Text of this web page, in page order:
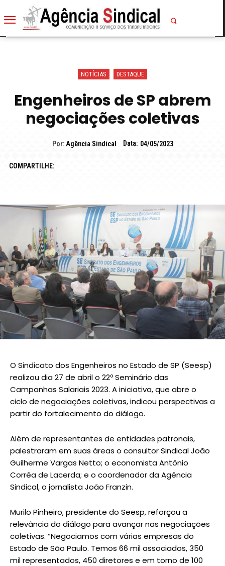
NOTÍCIAS DESTAQUE
Engenheiros de SP abrem
negociações coletivas
Por: Agência Sindical Data: 04/05/2023
COMPARTILHE:
O Sindicato dos Engenheiros no Estado de SP (Seesp)
realizou dia 27 de abril o 22º Seminário das
Campanhas Salariais 2023. A iniciativa, que abre o
ciclo de negociações coletivas, indicou perspectivas a
partir do fortalecimento do diálogo.
Além de representantes de entidades patronais,
palestraram em suas áreas o consultor Sindical João
Guilherme Vargas Netto; o economista Antônio
Corrêa de Lacerda; e o coordenador da Agência
Sindical, o jornalista João Franzin.
Murilo Pinheiro, presidente do Seesp, reforçou a
relevância do diálogo para avançar nas negociações
coletivas. “Negociamos com várias empresas do
Estado de São Paulo. Temos 66 mil associados, 350
mil representados, 450 diretores e em torno de 100